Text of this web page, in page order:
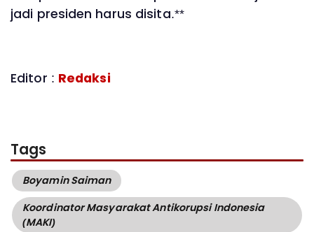
jadi presiden harus disita.**
Editor : Redaksi
Tags
Boyamin Saiman
Koordinator Masyarakat Antikorupsi Indonesia
(MAKI)